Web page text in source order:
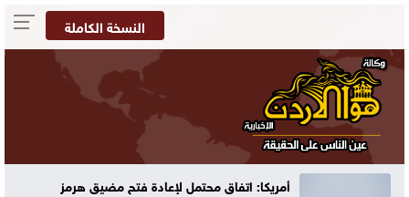
النسخة الكاملة
70 ألفا يؤدون صلاة الجمعة في المسجد الأقصى